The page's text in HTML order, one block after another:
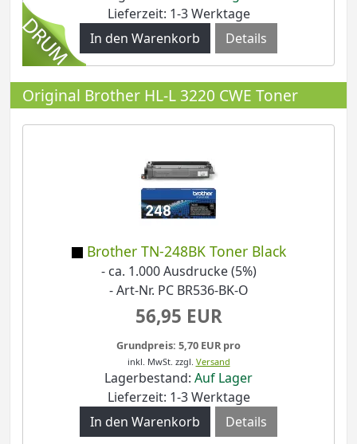
Lieferzeit: 1-3 Werktage
Details
Original Brother HL-L 3220 CWE Toner
Brother TN-248BK Toner Black
- ca. 1.000 Ausdrucke (5%)
- Art-Nr. PC BR536-BK-O
56,95 EUR
Grundpreis: 5,70 EUR pro
inkl. MwSt. zzgl. Versand
Lagerbestand: Auf Lager
Lieferzeit: 1-3 Werktage
Details